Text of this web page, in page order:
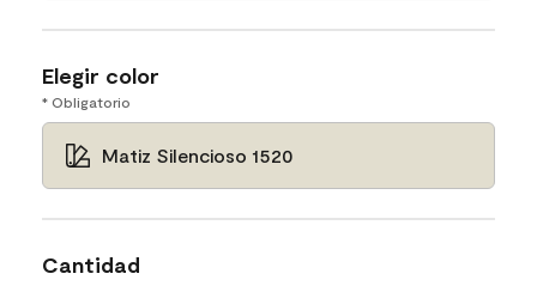
Elegir color
* Obligatorio
Matiz Silencioso 1520
Cantidad